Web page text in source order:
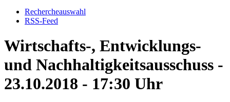
Rechercheauswahl
RSS-Feed
Wirtschafts-, Entwicklungs-
und Nachhaltigkeitsausschuss -
23.10.2018 - 17:30 Uhr